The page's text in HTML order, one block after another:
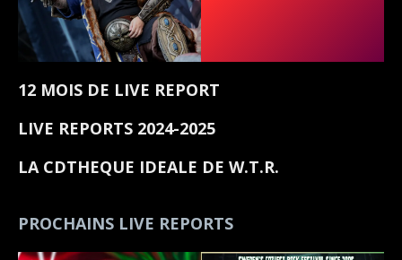
12 MOIS DE LIVE REPORT
LIVE REPORTS 2024-2025
LA CDTHEQUE IDEALE DE W.T.R.
PROCHAINS LIVE REPORTS